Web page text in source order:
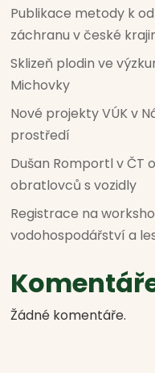
Publikace metody k
záchranu v české
Sklizeň plodin ve
Michovky
Nové projekty VÚK v
prostředí
Dušan Romportl v ČT
obratlovců s vozidly
Registrace na
vodohospodářství a
Žádné komentáře.